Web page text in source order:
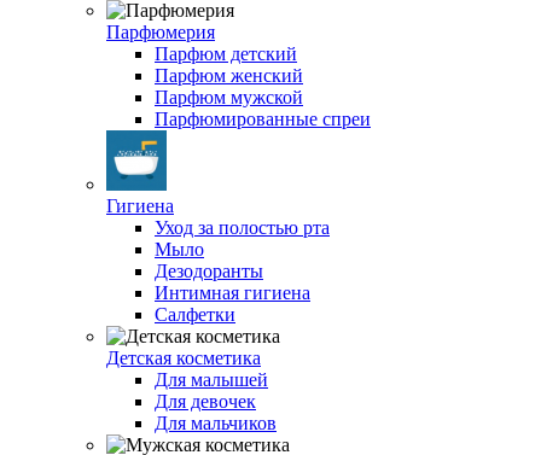
Парфюмерия
Парфюм детский
Парфюм женский
Парфюм мужской
Парфюмированные спреи
Гигиена
Уход за полостью рта
Мыло
Дезодоранты
Интимная гигиена
Салфетки
Детская косметика
Для малышей
Для девочек
Для мальчиков